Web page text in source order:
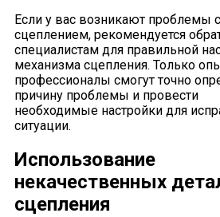
Если у вас возникают проблемы с
сцеплением, рекомендуется
специалистам для правильной
механизма сцепления. Только
профессионалы смогут точно
причину проблемы и провести
необходимые настройки для
ситуации.
Использование
некачественных
сцепления